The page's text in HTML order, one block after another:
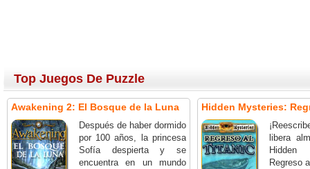
Top Juegos De Puzzle
Awakening 2: El Bosque de la Luna
Después de haber dormido
por 100 años, la princesa
Sofía despierta y se
encuentra en un mundo
Hidden Mysteries:
libera
Regreso